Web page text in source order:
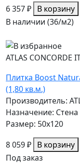
6 357 ₽ В корзину
В наличии (36/м2)
ATLAS CONCORDE
Плитка Boost
(1,80 кв.м.)
Производитель:
Назначение: Стена
Размер: 50x120
8 059 ₽ В корзину
Под заказ